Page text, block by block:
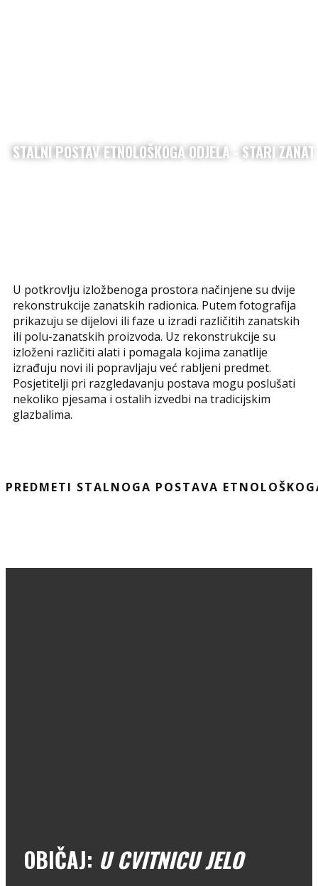
STALNI POSTAV ETNOLOŠKOGA ODJELA - STARI ZANAT
U potkrovlju izložbenoga prostora načinjene su dvije
rekonstrukcije zanatskih radionica. Putem fotografija
prikazuju se dijelovi ili faze u izradi različitih zanatskih
ili polu-zanatskih proizvoda. Uz rekonstrukcije su
izloženi različiti alati i pomagala kojima zanatlije
izrađuju novi ili popravljaju već rabljeni predmet.
Posjetitelji pri razgledavanju postava mogu poslušati
nekoliko pjesama i ostalih izvedbi na tradicijskim
glazbalima.
PREDMETI STALNOGA POSTAVA
OBIČAJ: U CVITNICU JELO